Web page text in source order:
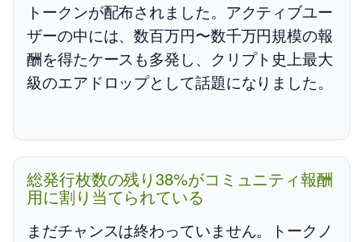
トークンが配布されました。アクティブユー
ザーの中には、数百万円〜数千万円規模の報
酬を得たケースも多発し、クリプト史上最大
級のエアドロップとして話題になりました。
総発行枚数の残り38%がコミュニティ報酬
用に割り当てられている
まだチャンスは終わっていません。トークノ